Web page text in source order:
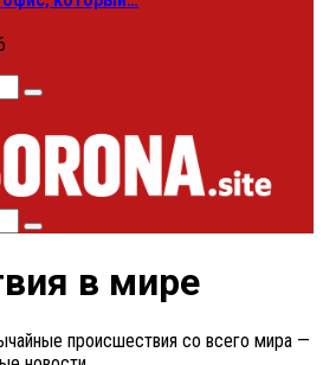
Search
Search
в мире
происшествия со всего мира —